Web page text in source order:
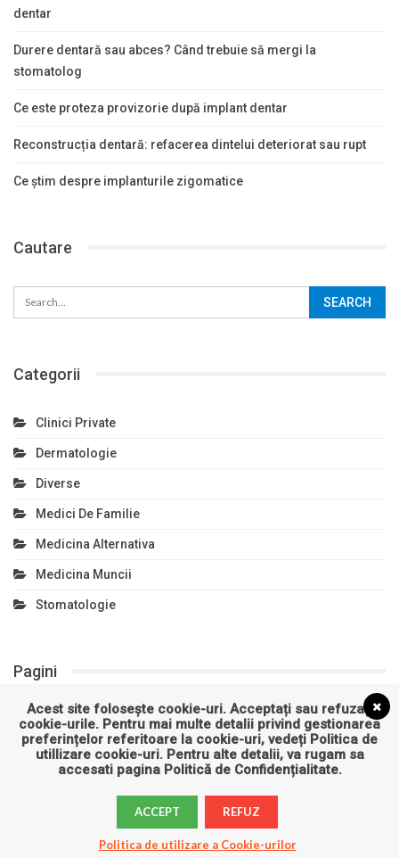
dentar
Durere dentară sau abces? Când trebuie să mergi la
stomatolog
Ce este proteza provizorie după implant dentar
Reconstrucția dentară: refacerea dintelui deteriorat sau rupt
Ce știm despre implanturile zigomatice
Cautare
Categorii
Clinici Private
Dermatologie
Diverse
Medici De Familie
Medicina Alternativa
Medicina Muncii
Stomatologie
Pagini
Politică de confidențialitate
Politică privind fișierele cookies
Clinică.ro
Acest site folosește cookie-uri. Acceptați sau refuzați
cookie-urile. Pentru mai multe detalii privind gestionarea
preferințelor referitoare la cookie-uri, vedeți Politica de
utillizare cookie-uri. Pentru alte detalii, va rugam sa
accesati pagina Politică de Confidențialitate.
ACCEPT REFUZ
Politica de utilizare a Cookie-urilor